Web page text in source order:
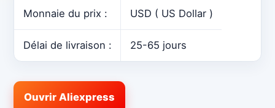
Monnaie du prix : USD ( US Dollar )
Délai de livraison : 25-65 jours
Ouvrir Aliexpress